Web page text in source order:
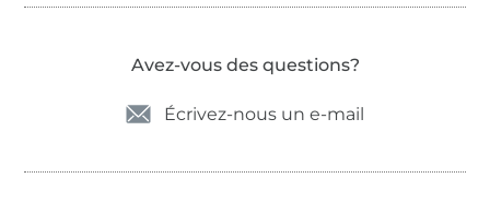
Avez-vous des questions?
Écrivez-nous un e-mail